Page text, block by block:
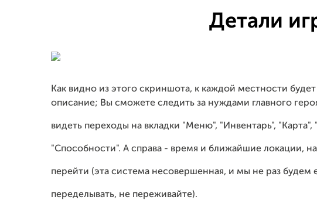
Детали
Как видно из этого скриншота, к каждой местности будет
описание; Вы сможете следить за нуждами главного
видеть переходы на вкладки "Меню", "Инвентарь", "Карта",
"Способности". А справа - время и ближайшие локации,
перейти (эта система несовершенная, и мы не раз будем
переделывать, не переживайте).